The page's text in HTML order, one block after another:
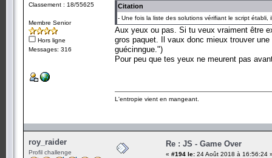
Classement : 18/55625
Membre Senior
Hors ligne
Messages: 316
Citation
- Une fois la liste des solutions vérifiant le script
Aux yeux ou pas. Si tu veux vraiment être
gros paquet. Il vaux donc mieux trouver
guécinngue.")
Pour peu que tes yeux ne meurent pas
L'entropie vient en mangeant.
roy_raider
Profil challenge
Re : JS - Game Over
« #194 le: 24 Août 2018 à 16:56:24